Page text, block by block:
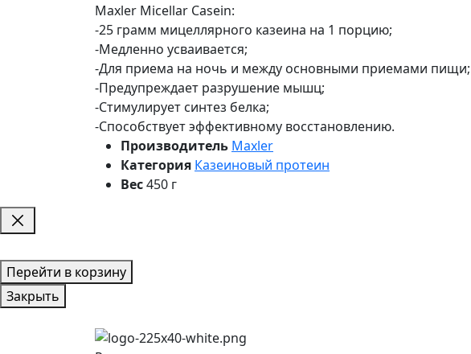
Maxler Micellar Casein:
-25 грамм мицеллярного казеина на 1 порцию;
-Медленно усваивается;
-Для приема на ночь и между основными приемами пищи;
-Предупреждает разрушение мышц;
-Стимулирует синтез белка;
-Способствует эффективному восстановлению.
Производитель Maxler
Категория Казеиновый протеин
Вес450 г
Перейти в корзину
Закрыть